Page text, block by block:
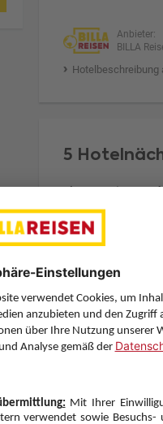
Anbieter:
BILLA
Hotelbeschreibung
5
Zimmer 1 (2
Zimmerpreis ab €
Mobilheim Happy
Zimmer &
Anbieter: